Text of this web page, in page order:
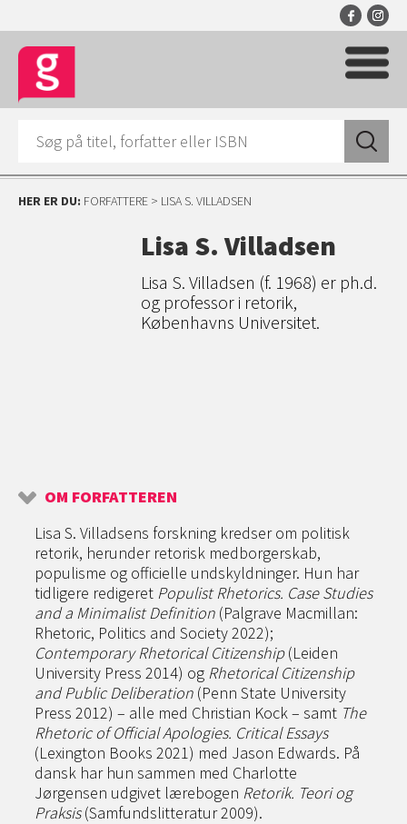
HER ER DU: FORFATTERE > LISA S. VILLADSEN
Lisa S. Villadsen
Lisa S. Villadsen (f. 1968) er ph.d.
og professor i retorik,
Københavns Universitet.
OM FORFATTEREN
Lisa S. Villadsens forskning kredser om politisk
retorik, herunder retorisk medborgerskab,
populisme og officielle undskyldninger. Hun har
tidligere redigeret Populist Rhetorics. Case Studies
and a Minimalist Definition (Palgrave Macmillan:
Rhetoric, Politics and Society 2022);
Contemporary Rhetorical Citizenship(Leiden
University Press 2014) og Rhetorical Citizenship
and Public Deliberation (Penn State University
Press 2012) – alle med Christian Kock – samt The
Rhetoric of Official Apologies. Critical Essays
(Lexington Books 2021) med Jason Edwards. På
dansk har hun sammen med Charlotte
Jørgensen udgivet lærebogen Retorik. Teori og
Praksis(Samfundslitteratur 2009).